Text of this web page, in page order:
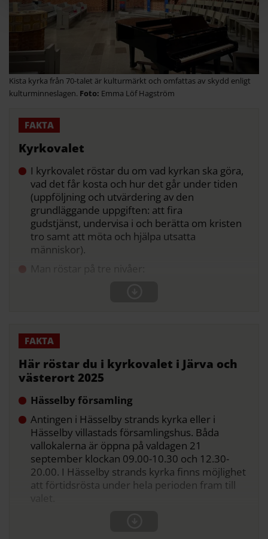
Kista kyrka från 70-talet är kulturmärkt och omfattas av skydd enligt
kulturminneslagen.
Emma Löf Hagström
Kyrkovalet
I kyrkovalet röstar du om vad kyrkan ska göra,
vad det får kosta och hur det går under tiden
(uppföljning och utvärdering av den
grundläggande uppgiften: att fira
gudstjänst, undervisa i och berätta om kristen
tro samt att möta och hjälpa utsatta
människor).
Man röstar på tre nivåer:
Här röstar du i kyrkovalet i Järva och
västerort 2025
Hässelby församling
Antingen i Hässelby strands kyrka eller i
Hässelby villastads församlingshus. Båda
vallokalerna är öppna på valdagen 21
september klockan 09.00-10.30 och 12.30-
20.00. I Hässelby strands kyrka finns möjlighet
att förtidsrösta under hela perioden fram till